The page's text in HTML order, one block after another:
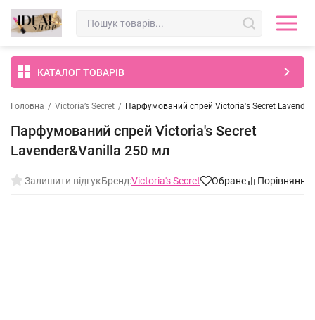
КАТАЛОГ ТОВАРІВ
Головна / Victoria’s Secret / Парфумований спрей Victoria's Secret
Парфумований спрей Victoria's Secret
Lavender&Vanilla 250 мл
Залишити відгукБренд:Victoria's Secret Обране Порівняння